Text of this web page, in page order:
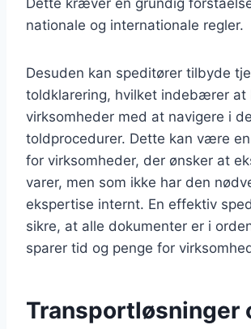
nationale og internationale regler.
Desuden kan speditører tilbyde
toldklarering, hvilket indebærer
virksomheder med at navigere i
toldprocedurer. Dette kan være
for virksomheder, der ønsker at
varer, men som ikke har den
ekspertise internt. En effektiv
sikre, at alle dokumenter er i
sparer tid og penge for
Transportløsninger